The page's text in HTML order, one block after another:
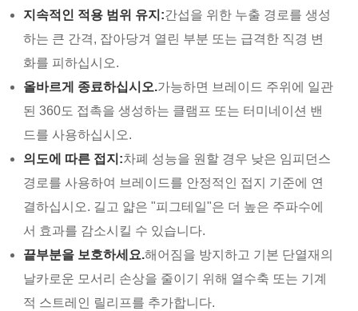
지속적인 적용 범위 유지:간섭을 위한 누출 경로를 생성
하는 큰 간격, 잡아당겨 열린 부분 또는 급격한 직경 변
화를 피하십시오.
올바르게 종료하십시오.가능하면 브레이드 주위에 일관
된 360도 접촉을 생성하는 클램프 또는 터미네이션 밴
드를 사용하십시오.
의도에 따른 접지:차폐 성능을 원할 경우 낮은 임피던스
경로를 사용하여 브레이드를 안정적인 접지 기준에 연
결하십시오. 길고 얇은 "피그테일"은 더 높은 주파수에
서 효과를 감소시킬 수 있습니다.
끝부분을 보호하세요.해어짐을 방지하고 기본 단열재의
날카로운 모서리 손상을 줄이기 위해 열수축 또는 기계
적 스트레인 릴리프를 추가합니다.